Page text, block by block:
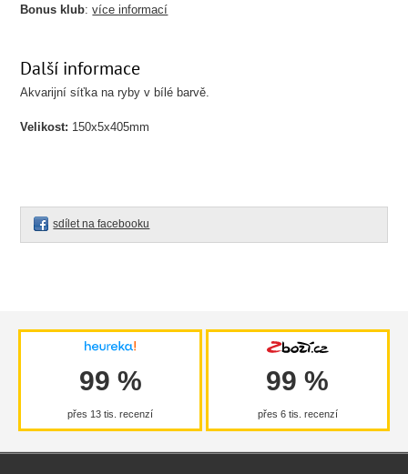
Bonus klub:více informací
Další informace
Akvarijní síťka na ryby v bílé barvě.
Velikost: 150x5x405mm
sdílet na facebooku
99 %
přes 13 tis. recenzí
99 %
přes 6 tis. recenzí